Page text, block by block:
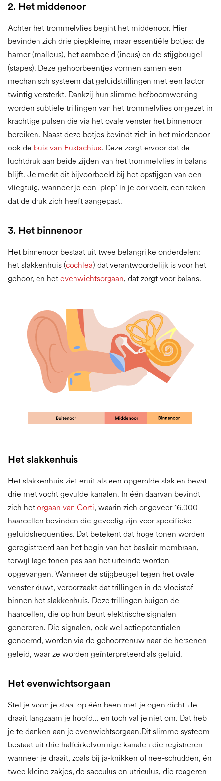
2. Het middenoor
Achter het trommelvlies begint het middenoor. Hier
bevinden zich drie piepkleine, maar essentiële botjes: de
hamer (malleus), het aambeeld (incus) en de stijgbeugel
(stapes). Deze gehoorbeentjes vormen samen een
mechanisch systeem dat geluidstrillingen met een factor
twintig versterkt. Dankzij hun slimme hefboomwerking
worden subtiele trillingen van het trommelvlies omgezet in
krachtige pulsen die via het ovale venster het binnenoor
bereiken. Naast deze botjes bevindt zich in het middenoor
ook de buis van Eustachius. Deze zorgt ervoor dat de
luchtdruk aan beide zijden van het trommelvlies in balans
blijft. Je merkt dit bijvoorbeeld bij het opstijgen van een
vliegtuig, wanneer je een ‘plop’ in je oor voelt, een teken
dat de druk zich heeft aangepast.
3. Het binnenoor
Het binnenoor bestaat uit twee belangrijke onderdelen:
het slakkenhuis (cochlea) dat verantwoordelijk is voor het
gehoor, en het evenwichtsorgaan, dat zorgt voor balans.
Het slakkenhuis
Het slakkenhuis ziet eruit als een opgerolde slak en bevat
drie met vocht gevulde kanalen. In één daarvan bevindt
zich het orgaan van Corti, waarin zich ongeveer 16.000
haarcellen bevinden die gevoelig zijn voor specifieke
geluidsfrequenties. Dat betekent dat hoge tonen worden
geregistreerd aan het begin van het basilair membraan,
terwijl lage tonen pas aan het uiteinde worden
opgevangen. Wanneer de stijgbeugel tegen het ovale
venster duwt, veroorzaakt dat trillingen in de vloeistof
binnen het slakkenhuis. Deze trillingen buigen de
haarcellen, die op hun beurt elektrische signalen
genereren. Die signalen, ook wel actiepotentialen
genoemd, worden via de gehoorzenuw naar de hersenen
geleid, waar ze worden geïnterpreteerd als geluid.
Het evenwichtsorgaan
Stel je voor: je staat op één been met je ogen dicht. Je
draait langzaam je hoofd… en toch val je niet om. Dat heb
je te danken aan je evenwichtsorgaan.Dit slimme systeem
bestaat uit drie halfcirkelvormige kanalen die registreren
wanneer je draait, zoals bij ja-knikken of nee-schudden, én
twee kleine zakjes, de sacculus en utriculus, die reageren